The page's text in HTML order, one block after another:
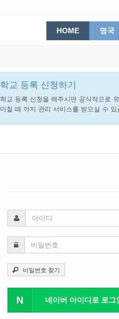
HOME 영국
학교 등록 신청하기
학교 등록 신청을 해주시면 공식적으로
마칠 때 까지 관리 서비스를 받으실 수 있
비밀번호 찾기
N 네이버 아이디로 로그